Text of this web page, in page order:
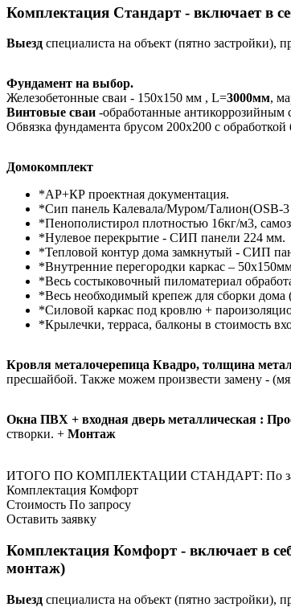
Комплектация Стандарт - включает в
Выезд специалиста на объект (пятно застройки),
Фундамент на выбор.
Железобетонные сваи - 150х150 мм , L=3000мм,
Винтовые сваи -обработанные
Обвязка фундамента брусом 200х200 с обработкой
Домокомплект
*АР+КР проектная документация.
*Сип панель Калевала/Муром/Талион(OSB-3
*Пенополистирол плотностью 16кг/м3,
*Нулевое перекрытие - СИП панели 224 мм.
*Тепловой контур дома замкнутый - СИП
*Внутренние перегородки каркас –
*Весь состыковочный пиломатериал
*Весь необходимый крепеж для сборки дома
*Силовой каркас под кровлю +
*Крылечки, терраса, балконы в стоимость
Кровля металочерепица Квадро, толщина
пресшайбой. Также можем произвести замену -
Окна ПВХ + входная дверь металлическая :
створки. + Монтаж
ИТОГО ПО КОМПЛЕКТАЦИИ СТАНДАРТ: По
Комплектация Комфорт
Стоимость По запросу
Оставить заявку
Комплектация Комфорт - включает в
монтаж)
Выезд специалиста на объект (пятно застройки),